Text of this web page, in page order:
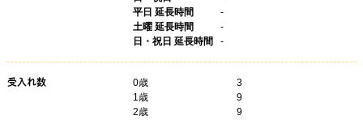
平日 延長時間
-
土曜 延長時間
-
日・祝日 延長時間
-
受入れ数 0歳
3
1歳
9
2歳
9